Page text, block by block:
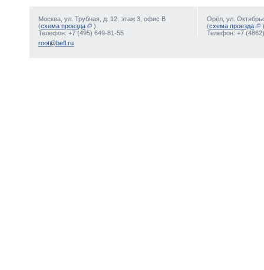
Москва, ул. Трубная, д. 12, этаж 3, офис В
(схема проезда
)
Телефон: +7 (495) 649-81-55
Орёл, ул.
(схема проезда
)
Телефон: +7
root@befl.ru